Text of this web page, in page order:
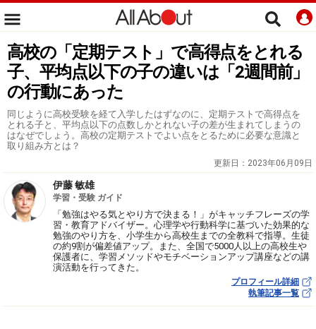
高校の「定期テスト」で高得点をとれる
子、平均点以下の子の違いは「2週間前」
の行動にあった
同じように高校受験を経て入学したはずなのに、定期テストで高得点を
とれる子と、平均点以下の点数しかとれない子の差が生まれてしまうの
はなぜでしょう。高校の定期テストでよい点をとるために必要な意識と
取り組み方とは？
更新日： 2023年06月09日
伊藤 敏雄
学習・受験 ガイド
「勉強はやる気とやり方で決まる！」がキャッチフレーズの学
習・教育アドバイザー。心理学や行動科学に基づいた効果的な
勉強のやり方を、小学生から高校生までの全教科で指導。生徒
の約9割が偏差値アップ。また、全国で5000人以上の高校生や
保護者に、学習メソッドやモチベーションアップ講座などの講
演活動を行ってきた。
プロフィール詳細
執筆記事一覧